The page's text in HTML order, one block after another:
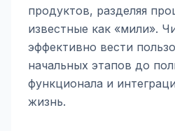
продуктов, разделяя
известные как «мили».
эффективно вести
начальных этапов до
функционала и
жизнь.